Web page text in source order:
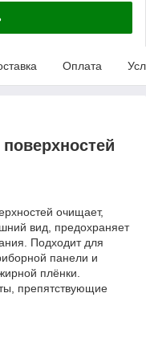
Оплата
очищает,
вид, предохраняет
Подходит для
панели и
плёнки.
препятствующие